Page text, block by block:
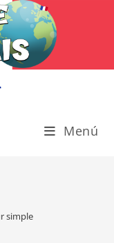
Menú
simple